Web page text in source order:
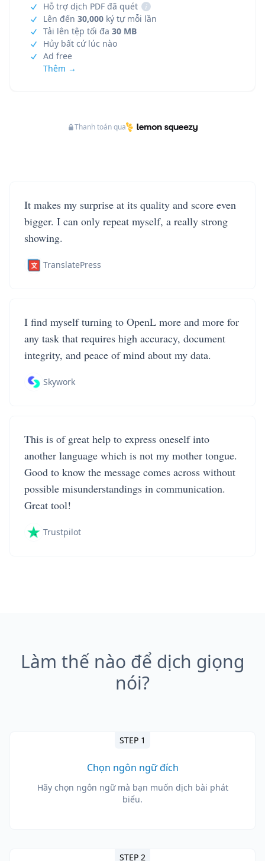
Hỗ trợ dịch PDF đã quét
i
Lên đến 30,000 ký tự mỗi lần
Tải lên tệp tối đa 30 MB
Hủy bất cứ lúc nào
Ad free
Thêm →
Thanh toán qua
It makes my surprise at its quality and score even
bigger. I can only repeat myself, a really strong
showing.
TranslatePress
I find myself turning to OpenL more and more for
any task that requires high accuracy, document
integrity, and peace of mind about my data.
Skywork
This is of great help to express oneself into
another language which is not my mother tongue.
Good to know the message comes across without
possible misunderstandings in communication.
Great tool!
Trustpilot
Làm thế nào để dịch giọng
nói?
STEP 1
Chọn ngôn ngữ đích
Hãy chọn ngôn ngữ mà bạn muốn dịch bài phát
biểu.
STEP 2